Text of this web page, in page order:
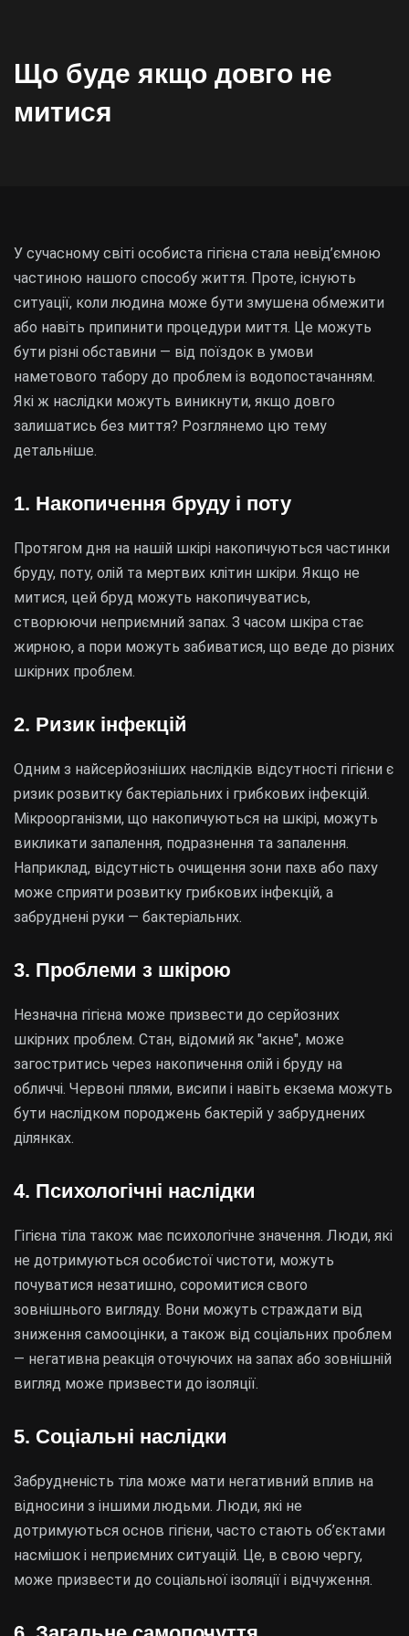
Що буде якщо довго не
митися
У сучасному світі особиста гігієна стала невід’ємною
частиною нашого способу життя. Проте, існують
ситуації, коли людина може бути змушена обмежити
або навіть припинити процедури миття. Це можуть
бути різні обставини — від поїздок в умови
наметового табору до проблем із водопостачанням.
Які ж наслідки можуть виникнути, якщо довго
залишатись без миття? Розглянемо цю тему
детальніше.
1. Накопичення бруду і поту
Протягом дня на нашій шкірі накопичуються частинки
бруду, поту, олій та мертвих клітин шкіри. Якщо не
митися, цей бруд можуть накопичуватись,
створюючи неприємний запах. З часом шкіра стає
жирною, а пори можуть забиватися, що веде до різних
шкірних проблем.
2. Ризик інфекцій
Одним з найсерйозніших наслідків відсутності гігієни є
ризик розвитку бактеріальних і грибкових інфекцій.
Мікроорганізми, що накопичуються на шкірі, можуть
викликати запалення, подразнення та запалення.
Наприклад, відсутність очищення зони пахв або паху
може сприяти розвитку грибкових інфекцій, а
забруднені руки — бактеріальних.
3. Проблеми з шкірою
Незначна гігієна може призвести до серйозних
шкірних проблем. Стан, відомий як "акне", може
загостритись через накопичення олій і бруду на
обличчі. Червоні плями, висипи і навіть екзема можуть
бути наслідком породжень бактерій у забруднених
ділянках.
4. Психологічні наслідки
Гігієна тіла також має психологічне значення. Люди, які
не дотримуються особистої чистоти, можуть
почуватися незатишно, соромитися свого
зовнішнього вигляду. Вони можуть страждати від
зниження самооцінки, а також від соціальних проблем
— негативна реакція оточуючих на запах або зовнішній
вигляд може призвести до ізоляції.
5. Соціальні наслідки
Забрудненість тіла може мати негативний вплив на
відносини з іншими людьми. Люди, які не
дотримуються основ гігієни, часто стають об’єктами
насмішок і неприємних ситуацій. Це, в свою чергу,
може призвести до соціальної ізоляції і відчуження.